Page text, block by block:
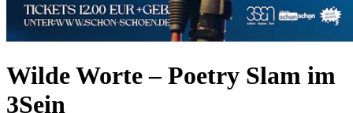
Wilde Worte – Poetry Slam im
3Sein